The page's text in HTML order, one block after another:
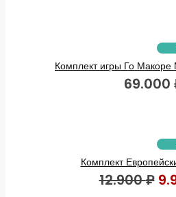
Комплект игры Го
69.000
Комплект
12.900₽